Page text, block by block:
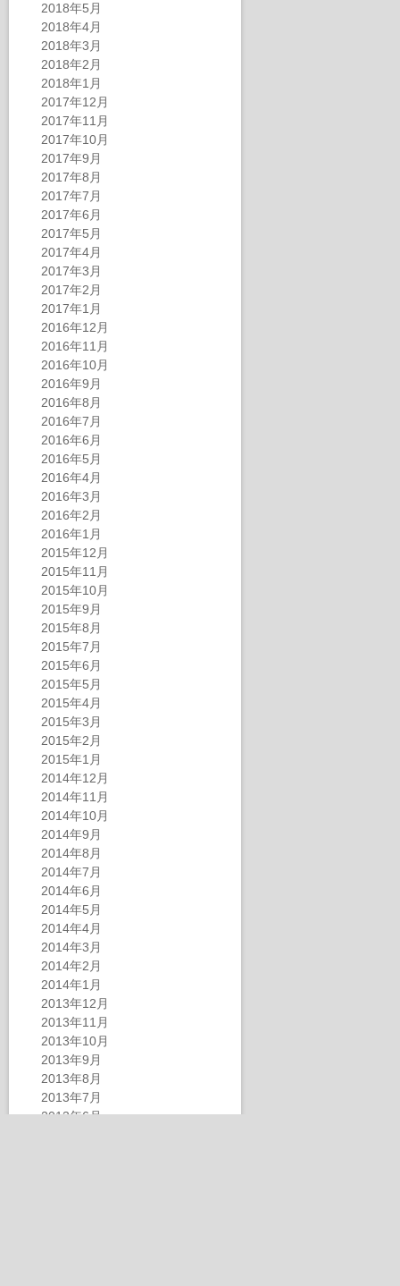
2018年5月
2018年4月
2018年3月
2018年2月
2018年1月
2017年12月
2017年11月
2017年10月
2017年9月
2017年8月
2017年7月
2017年6月
2017年5月
2017年4月
2017年3月
2017年2月
2017年1月
2016年12月
2016年11月
2016年10月
2016年9月
2016年8月
2016年7月
2016年6月
2016年5月
2016年4月
2016年3月
2016年2月
2016年1月
2015年12月
2015年11月
2015年10月
2015年9月
2015年8月
2015年7月
2015年6月
2015年5月
2015年4月
2015年3月
2015年2月
2015年1月
2014年12月
2014年11月
2014年10月
2014年9月
2014年8月
2014年7月
2014年6月
2014年5月
2014年4月
2014年3月
2014年2月
2014年1月
2013年12月
2013年11月
2013年10月
2013年9月
2013年8月
2013年7月
2013年6月